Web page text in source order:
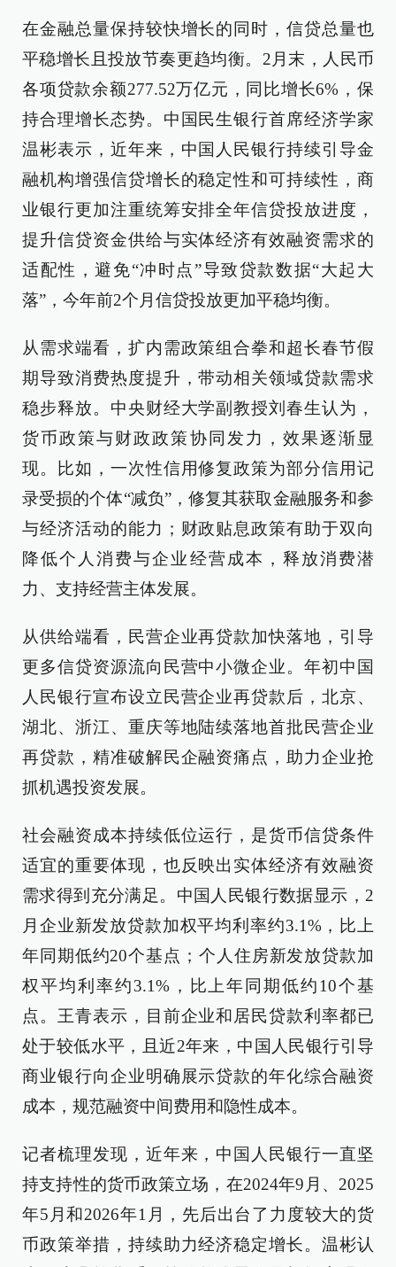
在金融总量保持较快增长的同时，信贷总量也
平稳增长且投放节奏更趋均衡。2月末，人民币
各项贷款余额277.52万亿元，同比增长6%，保
持合理增长态势。中国民生银行首席经济学家
温彬表示，近年来，中国人民银行持续引导金
融机构增强信贷增长的稳定性和可持续性，商
业银行更加注重统筹安排全年信贷投放进度，
提升信贷资金供给与实体经济有效融资需求的
适配性，避免“冲时点”导致贷款数据“大起大
落”，今年前2个月信贷投放更加平稳均衡。
从需求端看，扩内需政策组合拳和超长春节假
期导致消费热度提升，带动相关领域贷款需求
稳步释放。中央财经大学副教授刘春生认为，
货币政策与财政政策协同发力，效果逐渐显
现。比如，一次性信用修复政策为部分信用记
录受损的个体“减负”，修复其获取金融服务和参
与经济活动的能力；财政贴息政策有助于双向
降低个人消费与企业经营成本，释放消费潜
力、支持经营主体发展。
从供给端看，民营企业再贷款加快落地，引导
更多信贷资源流向民营中小微企业。年初中国
人民银行宣布设立民营企业再贷款后，北京、
湖北、浙江、重庆等地陆续落地首批民营企业
再贷款，精准破解民企融资痛点，助力企业抢
抓机遇投资发展。
社会融资成本持续低位运行，是货币信贷条件
适宜的重要体现，也反映出实体经济有效融资
需求得到充分满足。中国人民银行数据显示，2
月企业新发放贷款加权平均利率约3.1%，比上
年同期低约20个基点；个人住房新发放贷款加
权平均利率约3.1%，比上年同期低约10个基
点。王青表示，目前企业和居民贷款利率都已
处于较低水平，且近2年来，中国人民银行引导
商业银行向企业明确展示贷款的年化综合融资
成本，规范融资中间费用和隐性成本。
记者梳理发现，近年来，中国人民银行一直坚
持支持性的货币政策立场，在2024年9月、2025
年5月和2026年1月，先后出台了力度较大的货
币政策举措，持续助力经济稳定增长。温彬认